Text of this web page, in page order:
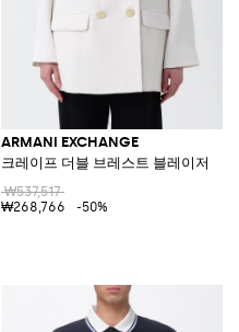
ARMANI EXCHANGE
크레이프 더블 브레스트 블레이저
₩537,517
₩268,766
-50%